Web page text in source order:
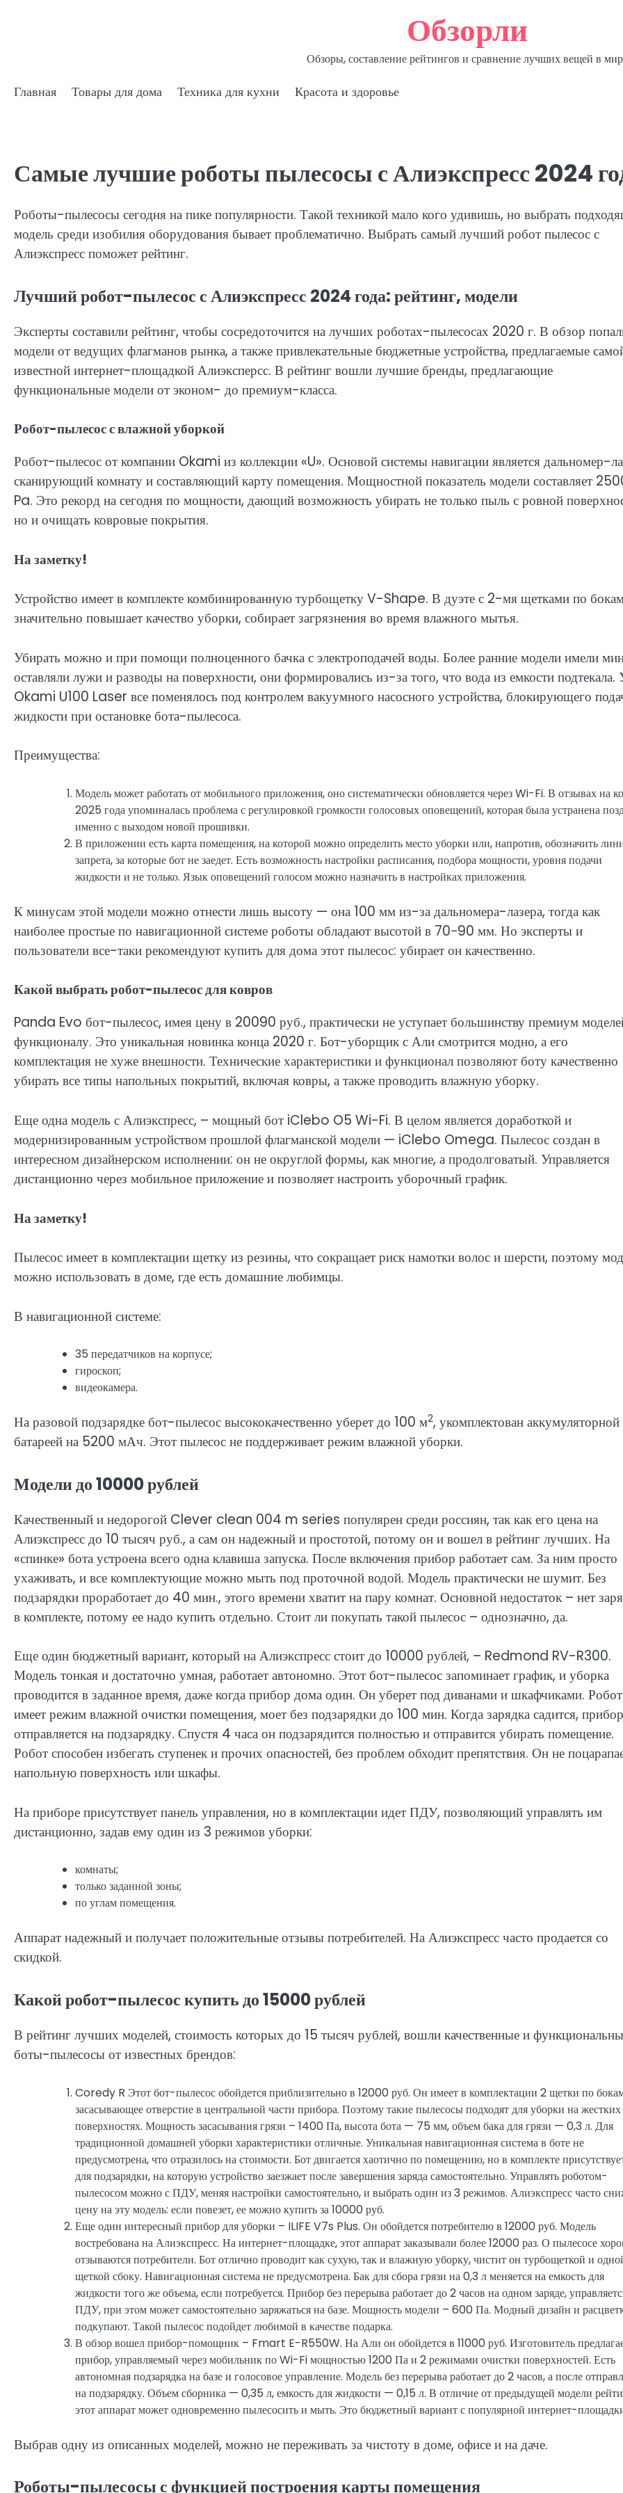
Обзорли
Обзоры, составление рейтингов и сравнение лучших вещей в
Главная Товары для дома Техника для кухни Красота и здоровье
Самые лучшие роботы пылесосы с Алиэкспресс 2024
Роботы-пылесосы сегодня на пике популярности. Такой техникой мало кого удивишь, но выбрать
модель среди изобилия оборудования бывает проблематично. Выбрать самый лучший робот пылесос с
Алиэкспресс поможет рейтинг.
Лучший робот-пылесос с Алиэкспресс 2024 года: рейтинг, модели
Эксперты составили рейтинг, чтобы сосредоточится на лучших роботах-пылесосах 2020 г. В обзор
модели от ведущих флагманов рынка, а также привлекательные бюджетные устройства, предлагаемые
известной интернет-площадкой Алиэксперсс. В рейтинг вошли лучшие бренды, предлагающие
функциональные модели от эконом- до премиум-класса.
Робот-пылесос с влажной уборкой
Робот-пылесос от компании Okami из коллекции «U». Основой системы навигации является дальномер-
сканирующий комнату и составляющий карту помещения. Мощностной показатель модели составляет
Pa. Это рекорд на сегодня по мощности, дающий возможность убирать не только пыль с ровной
но и очищать ковровые покрытия.
На заметку!
Устройство имеет в комплекте комбинированную турбощетку V-Shape. В дуэте с 2-мя щетками по
значительно повышает качество уборки, собирает загрязнения во время влажного мытья.
Убирать можно и при помощи полноценного бачка с электроподачей воды. Более ранние модели имели
оставляли лужи и разводы на поверхности, они формировались из-за того, что вода из емкости подтекала.
Okami U100 Laser все поменялось под контролем вакуумного насосного устройства, блокирующего
жидкости при остановке бота-пылесоса.
Преимущества:
Модель может работать от мобильного приложения, оно систематически обновляется через Wi-Fi. В отзывах на
2025 года упоминалась проблема с регулировкой громкости голосовых оповещений, которая была устранена
именно с выходом новой прошивки.
В приложении есть карта помещения, на которой можно определить место уборки или, напротив, обозначить
запрета, за которые бот не заедет. Есть возможность настройки расписания, подбора мощности, уровня подачи
жидкости и не только. Язык оповещений голосом можно назначить в настройках приложения.
К минусам этой модели можно отнести лишь высоту — она 100 мм из-за дальномера-лазера, тогда как
наиболее простые по навигационной системе роботы обладают высотой в 70−90 мм. Но эксперты и
пользователи все-таки рекомендуют купить для дома этот пылесос: убирает он качественно.
Какой выбрать робот-пылесос для ковров
Panda Evo бот-пылесос, имея цену в 20090 руб., практически не уступает большинству премиум
функционалу. Это уникальная новинка конца 2020 г. Бот-уборщик с Али смотрится модно, а его
комплектация не хуже внешности. Технические характеристики и функционал позволяют боту качественно
убирать все типы напольных покрытий, включая ковры, а также проводить влажную уборку.
Еще одна модель с Алиэкспресс, – мощный бот iClebo O5 Wi-Fi. В целом является доработкой и
модернизированным устройством прошлой флагманской модели — iClebo Omega. Пылесос создан в
интересном дизайнерском исполнении: он не округлой формы, как многие, а продолговатый. Управляется
дистанционно через мобильное приложение и позволяет настроить уборочный график.
На заметку!
Пылесос имеет в комплектации щетку из резины, что сокращает риск намотки волос и шерсти, поэтому
можно использовать в доме, где есть домашние любимцы.
В навигационной системе:
35 передатчиков на корпусе;
гироскоп;
видеокамера.
На разовой подзарядке бот-пылесос высококачественно уберет до 100 м2, укомплектован аккумуляторной
батареей на 5200 мАч. Этот пылесос не поддерживает режим влажной уборки.
Модели до 10000 рублей
Качественный и недорогой Clever clean 004 m series популярен среди россиян, так как его цена на
Алиэкспресс до 10 тысяч руб., а сам он надежный и простотой, потому он и вошел в рейтинг лучших. На
«спинке» бота устроена всего одна клавиша запуска. После включения прибор работает сам. За ним просто
ухаживать, и все комплектующие можно мыть под проточной водой. Модель практически не шумит. Без
подзарядки проработает до 40 мин., этого времени хватит на пару комнат. Основной недостаток – нет
в комплекте, потому ее надо купить отдельно. Стоит ли покупать такой пылесос – однозначно, да.
Еще один бюджетный вариант, который на Алиэкспресс стоит до 10000 рублей, – Redmond RV-R300.
Модель тонкая и достаточно умная, работает автономно. Этот бот-пылесос запоминает график, и уборка
проводится в заданное время, даже когда прибор дома один. Он уберет под диванами и шкафчиками. Робот
имеет режим влажной очистки помещения, моет без подзарядки до 100 мин. Когда зарядка садится,
отправляется на подзарядку. Спустя 4 часа он подзарядится полностью и отправится убирать помещение.
Робот способен избегать ступенек и прочих опасностей, без проблем обходит препятствия. Он не
напольную поверхность или шкафы.
На приборе присутствует панель управления, но в комплектации идет ПДУ, позволяющий управлять им
дистанционно, задав ему один из 3 режимов уборки:
комнаты;
только заданной зоны;
по углам помещения.
Аппарат надежный и получает положительные отзывы потребителей. На Алиэкспресс часто продается со
скидкой.
Какой робот-пылесос купить до 15000 рублей
В рейтинг лучших моделей, стоимость которых до 15 тысяч рублей, вошли качественные и
боты-пылесосы от известных брендов:
Coredy R Этот бот-пылесос обойдется приблизительно в 12000 руб. Он имеет в комплектации 2 щетки по
засасывающее отверстие в центральной части прибора. Поэтому такие пылесосы подходят для уборки на жестких
поверхностях. Мощность засасывания грязи – 1400 Па, высота бота — 75 мм, объем бака для грязи — 0,3 л. Для
традиционной домашней уборки характеристики отличные. Уникальная навигационная система в боте не
предусмотрена, что отразилось на стоимости. Бот двигается хаотично по помещению, но в комплекте
для подзарядки, на которую устройство заезжает после завершения заряда самостоятельно. Управлять роботом-
пылесосом можно с ПДУ, меняя настройки самостоятельно, и выбрать один из 3 режимов. Алиэкспресс часто
цену на эту модель: если повезет, ее можно купить за 10000 руб.
Еще один интересный прибор для уборки – ILIFE V7s Plus. Он обойдется потребителю в 12000 руб. Модель
востребована на Алиэкспресс. На интернет-площадке, этот аппарат заказывали более 12000 раз. О пылесосе
отзываются потребители. Бот отлично проводит как сухую, так и влажную уборку, чистит он турбощеткой и
щеткой сбоку. Навигационная система не предусмотрена. Бак для сбора грязи на 0,3 л меняется на емкость для
жидкости того же объема, если потребуется. Прибор без перерыва работает до 2 часов на одном заряде,
ПДУ, при этом может самостоятельно заряжаться на базе. Мощность модели – 600 Па. Модный дизайн и
подкупают. Такой пылесос подойдет любимой в качестве подарка.
В обзор вошел прибор-помощник – Fmart E-R550W. На Али он обойдется в 11000 руб. Изготовитель
прибор, управляемый через мобильник по Wi-Fi мощностью 1200 Па и 2 режимами очистки поверхностей. Есть
автономная подзарядка на базе и голосовое управление. Модель без перерыва работает до 2 часов, а после
на подзарядку. Объем сборника — 0,35 л, емкость для жидкости — 0,15 л. В отличие от предыдущей модели
этот аппарат может одновременно пылесосить и мыть. Это бюджетный вариант с популярной интернет-
Выбрав одну из описанных моделей, можно не переживать за чистоту в доме, офисе и на даче.
Роботы-пылесосы с функцией построения карты помещения